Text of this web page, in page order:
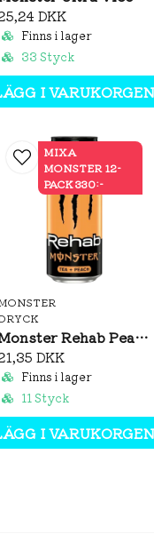
DKK
Finns i lager
33 Styck
I VARUKORGEN
Monster Rehab Peach 500ml
DKK
Finns i lager
11 Styck
I VARUKORGEN
MIXA
MONSTER 12-
PACK 330:-